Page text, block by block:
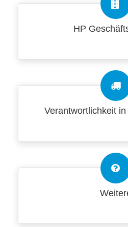
HP
Verantwortlichkeit